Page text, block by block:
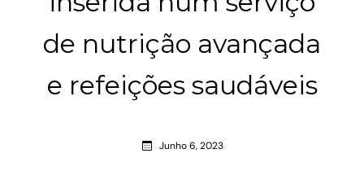
de nutrição avançada
e refeições saudáveis
Junho 6, 2023